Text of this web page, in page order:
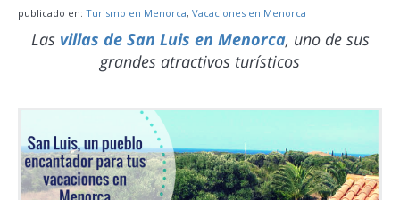
publicado en: Turismo en Menorca, Vacaciones en Menorca
Las villas de San Luis en Menorca, uno de sus
grandes atractivos turísticos